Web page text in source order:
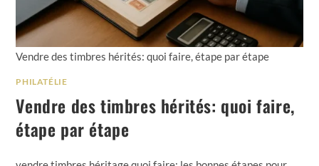
Vendre des timbres hérités: quoi faire, étape par étape
PHILATÉLIE
Vendre des timbres hérités: quoi faire,
étape par étape